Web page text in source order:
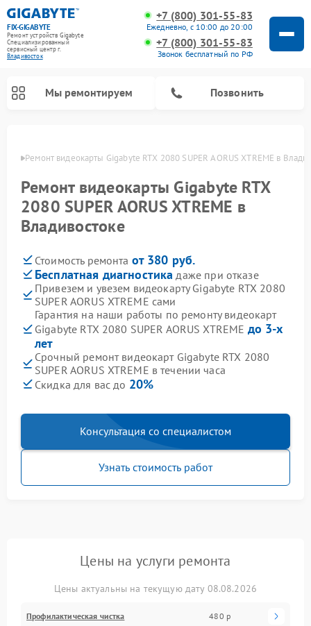
FIX-GIGABYTE
Ремонт устройств Gigabyte
Специализированный
cервисный центр г.
Владивосток
+7 (800) 301-55-83
Ежедневно, с 10:00 до 20:00
+7 (800) 301-55-83
Звонок бесплатный по РФ
Мы ремонтируем Позвонить
Ремонт видеокарты Gigabyte RTX 2080 SUPER AORUS XTREME в
Ремонт видеокарты Gigabyte RTX
2080 SUPER AORUS XTREME в
Владивостоке
Стоимость ремонта от 380 руб.
Бесплатная диагностика даже при отказе
Привезем и увезем видеокарту Gigabyte RTX 2080
SUPER AORUS XTREME сами
Гарантия на наши работы по ремонту видеокарт
Gigabyte RTX 2080 SUPER AORUS XTREME до 3-х
лет
Срочный ремонт видеокарт Gigabyte RTX 2080
SUPER AORUS XTREME в течении часа
Скидка для вас до 20%
Консультация со специалистом
Узнать стоимость работ
Цены на услуги ремонта
Цены актуальны на текущую дату 08.08.2026
Профилактическая чистка 480 р